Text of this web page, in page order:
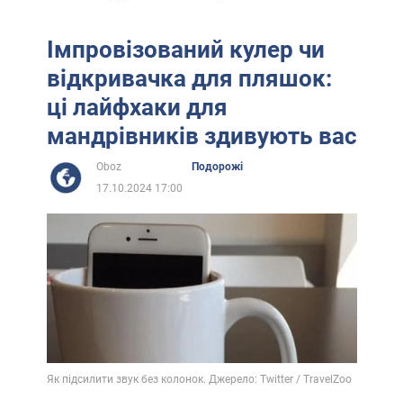
Імпровізований кулер чи
відкривачка для пляшок:
ці лайфхаки для
мандрівників здивують вас
Oboz
Подорожі
17.10.2024 17:00
Як підсилити звук без колонок. Джерело: Twitter / TravelZoo